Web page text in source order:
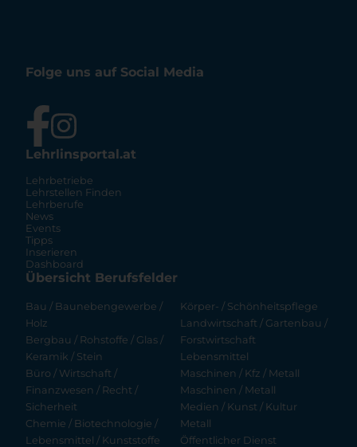
Folge uns auf Social Media
Lehrlinsportal.at
Lehrbetriebe
Lehrstellen Finden
Lehrberufe
News
Events
Tipps
Inserieren
Dashboard
Übersicht Berufsfelder
Bau / Baunebengewerbe /
Holz
Bergbau / Rohstoffe / Glas /
Keramik / Stein
Büro / Wirtschaft /
Finanzwesen / Recht /
Sicherheit
Chemie / Biotechnologie /
Lebensmittel / Kunststoffe
Körper- / Schönheitspflege
Landwirtschaft / Gartenbau /
Forstwirtschaft
Lebensmittel
Maschinen / Kfz / Metall
Maschinen / Metall
Medien / Kunst / Kultur
Metall
Öffentlicher Dienst